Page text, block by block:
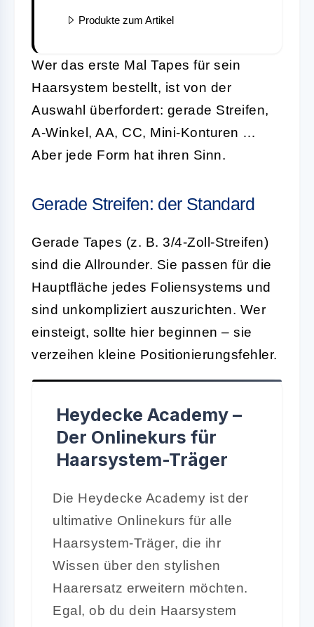
Produkte zum Artikel
Wer das erste Mal Tapes für sein
Haarsystem bestellt, ist von der
Auswahl überfordert: gerade Streifen,
A-Winkel, AA, CC, Mini-Konturen …
Aber jede Form hat ihren Sinn.
Gerade Streifen: der Standard
Gerade Tapes (z. B. 3/4-Zoll-Streifen)
sind die Allrounder. Sie passen für die
Hauptfläche jedes Foliensystems und
sind unkompliziert auszurichten. Wer
einsteigt, sollte hier beginnen – sie
verzeihen kleine Positionierungsfehler.
Heydecke Academy –
Der Onlinekurs für
Haarsystem-Träger
Die Heydecke Academy ist der
ultimative Onlinekurs für alle
Haarsystem-Träger, die ihr
Wissen über den stylishen
Haarersatz erweitern möchten.
Egal, ob du dein Haarsystem